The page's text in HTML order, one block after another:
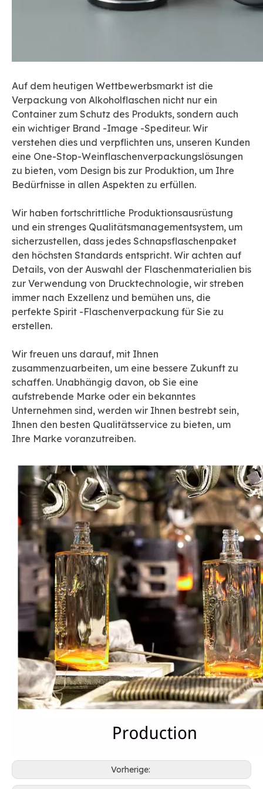
Auf dem heutigen Wettbewerbsmarkt ist die
Verpackung von Alkoholflaschen nicht nur ein
Container zum Schutz des Produkts, sondern auch
ein wichtiger Brand -Image -Spediteur. Wir
verstehen dies und verpflichten uns, unseren Kunden
eine One-Stop-Weinflaschenverpackungslösungen
zu bieten, vom Design bis zur Produktion, um Ihre
Bedürfnisse in allen Aspekten zu erfüllen.
Wir haben fortschrittliche Produktionsausrüstung
und ein strenges Qualitätsmanagementsystem, um
sicherzustellen, dass jedes Schnapsflaschenpaket
den höchsten Standards entspricht. Wir achten auf
Details, von der Auswahl der Flaschenmaterialien bis
zur Verwendung von Drucktechnologie, wir streben
immer nach Exzellenz und bemühen uns, die
perfekte Spirit -Flaschenverpackung für Sie zu
erstellen.
Wir freuen uns darauf, mit Ihnen
zusammenzuarbeiten, um eine bessere Zukunft zu
schaffen. Unabhängig davon, ob Sie eine
aufstrebende Marke oder ein bekanntes
Unternehmen sind, werden wir Ihnen bestrebt sein,
Ihnen den besten Qualitätsservice zu bieten, um
Ihre Marke voranzutreiben.
Vorherige: